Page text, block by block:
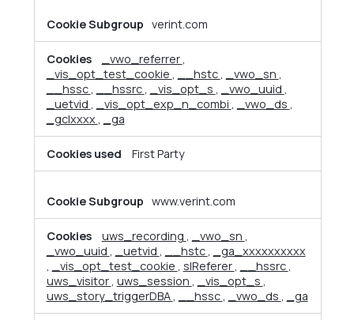
verint.com
_vwo_referrer,
_vis_opt_test_cookie , __hstc, _vwo_sn ,
__hssc, __hssrc, _vis_opt_s , _vwo_uuid ,
_uetvid , _vis_opt_exp_n_combi , _vwo_ds ,
_gclxxxx, _ga
First Party
www.verint.com
uws_recording , _vwo_sn ,
_vwo_uuid , _uetvid , __hstc,
_ga_xxxxxxxxxx
,
_vis_opt_test_cookie , slReferer, __hssrc,
uws_visitor, uws_session , _vis_opt_s ,
uws_story_triggerDBA, __hssc, _vwo_ds , _ga